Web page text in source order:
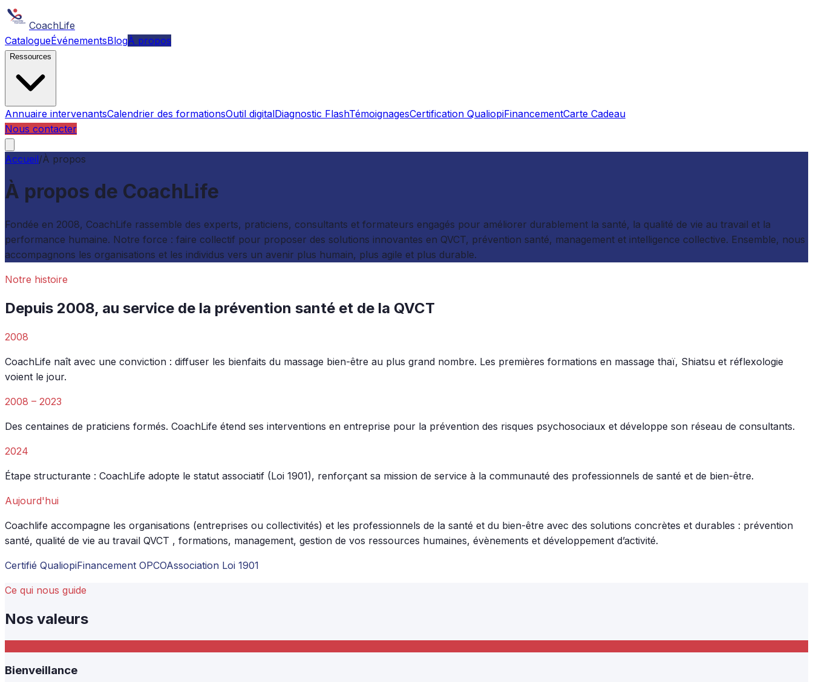
CoachLife
CatalogueÉvénementsBlogÀ propos
Ressources
Annuaire intervenantsCalendrier des formationsOutil digitalDiagnostic FlashTémoignagesCertification QualiopiFinancementCarte Cadeau
Nous contacter
Accueil/À propos
À propos de CoachLife
Fondée en 2008, CoachLife rassemble des experts, praticiens, consultants et formateurs engagés pour améliorer durablement la santé, la qualité de vie au travail et la
performance humaine. Notre force : faire collectif pour proposer des solutions innovantes en QVCT, prévention santé, management et intelligence collective. Ensemble, nous
accompagnons les organisations et les individus vers un avenir plus humain, plus agile et plus durable.
Notre histoire
Depuis 2008, au service de la prévention santé et de la QVCT
2008
CoachLife naît avec une conviction : diffuser les bienfaits du massage bien-être au plus grand nombre. Les premières formations en massage thaï, Shiatsu et réflexologie
voient le jour.
2008 – 2023
Des centaines de praticiens formés. CoachLife étend ses interventions en entreprise pour la prévention des risques psychosociaux et développe son réseau de consultants.
2024
Étape structurante : CoachLife adopte le statut associatif (Loi 1901), renforçant sa mission de service à la communauté des professionnels de santé et de bien-être.
Aujourd'hui
Coachlife accompagne les organisations (entreprises ou collectivités) et les professionnels de la santé et du bien-être avec des solutions concrètes et durables : prévention
santé, qualité de vie au travail QVCT , formations, management, gestion de vos ressources humaines, évènements et développement d’activité.
Certifié QualiopiFinancement OPCOAssociation Loi 1901
Ce qui nous guide
Nos valeurs
Bienveillance